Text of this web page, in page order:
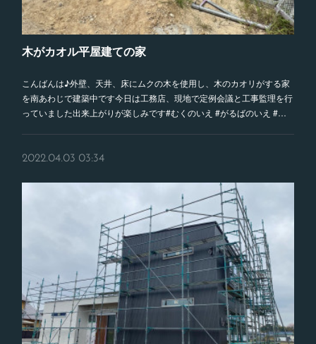
木がカオル平屋建ての家
こんばんは♪外壁、天井、床にムクの木を使用し、木のカオリがする家
を南あわじで建築中です今日は工務店、現地で定例会議と工事監理を行
っていました出来上がりが楽しみです#むくのいえ #がるばのいえ #…
2022.04.03 03:34